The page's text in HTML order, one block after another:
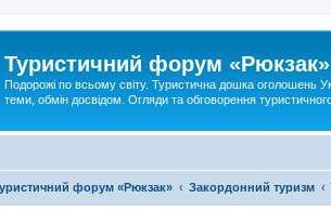
Туристичний форум «Рюкзак»
Подорожі по всьому світу. Туристична дошка оголошень
теми, обмін досвідом. Огляди та обговорення
форум «Рюкзак» Закордонний туризм